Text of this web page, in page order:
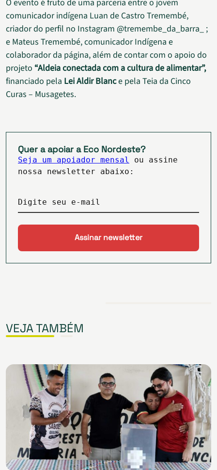
O evento é fruto de uma parceria entre o jovem
comunicador indígena Luan de Castro Tremembé,
criador do perfil no Instagram @tremembe_da_barra_ ;
e Mateus Tremembé, comunicador Indígena e
colaborador da página, além de contar com o apoio do
projeto “Aldeia conectada com a cultura de alimentar”,
financiado pela Lei Aldir Blance pela Teia da Cinco
Curas – Musagetes.
Quer a apoiar a Eco Nordeste?
Seja um apoiador mensal
ou assine
nossa newsletter abaixo:
Digite seu e-mail
VEJA TAMBÉM